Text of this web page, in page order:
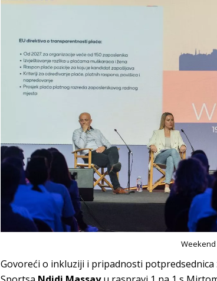
Govoreći o inkluziji i pripadnosti